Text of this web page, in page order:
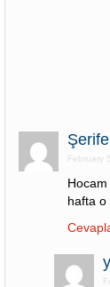
Şerife
February
hafta o